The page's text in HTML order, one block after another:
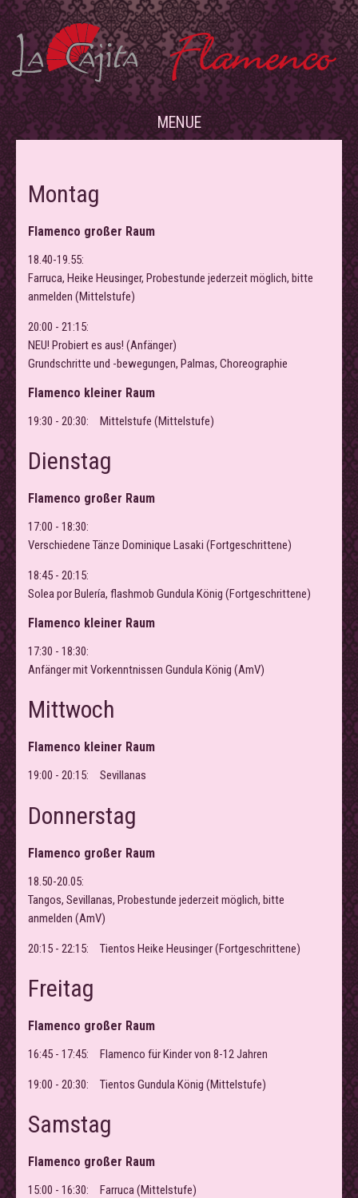
MENUE
Montag
Flamenco großer Raum
18.40-19.55:
Farruca, Heike Heusinger, Probestunde jederzeit möglich, bitte
anmelden (Mittelstufe)
20:00 - 21:15:
NEU! Probiert es aus! (Anfänger)
Grundschritte und -bewegungen, Palmas, Choreographie
Flamenco kleiner Raum
19:30 - 20:30: Mittelstufe (Mittelstufe)
Dienstag
Flamenco großer Raum
17:00 - 18:30:
Verschiedene Tänze Dominique Lasaki (Fortgeschrittene)
18:45 - 20:15:
Solea por Bulería, flashmob Gundula König (Fortgeschrittene)
Flamenco kleiner Raum
17:30 - 18:30:
Anfänger mit Vorkenntnissen Gundula König (AmV)
Mittwoch
Flamenco kleiner Raum
19:00 - 20:15: Sevillanas
Donnerstag
Flamenco großer Raum
18.50-20.05:
Tangos, Sevillanas, Probestunde jederzeit möglich, bitte
anmelden (AmV)
20:15 - 22:15: Tientos Heike Heusinger (Fortgeschrittene)
Freitag
Flamenco großer Raum
16:45 - 17:45: Flamenco für Kinder von 8-12 Jahren
19:00 - 20:30: Tientos Gundula König (Mittelstufe)
Samstag
Flamenco großer Raum
15:00 - 16:30: Farruca (Mittelstufe)